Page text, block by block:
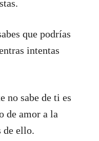
que podrías
intentas
no sabe de ti es
de amor a la
de ello.